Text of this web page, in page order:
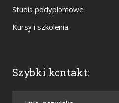
Studia podyplomowe
Kursy i szkolenia
Szybki kontakt: